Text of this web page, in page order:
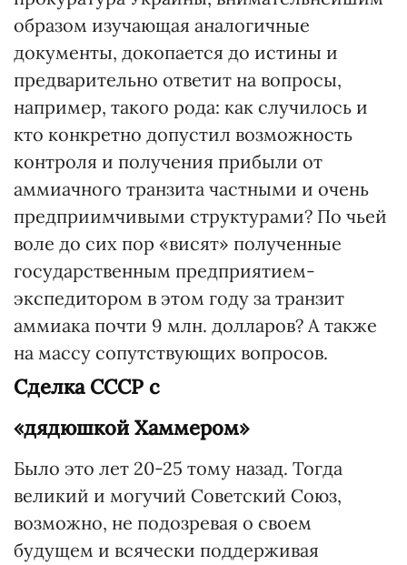
образом изучающая аналогичные
документы, докопается до истины и
предварительно ответит на вопросы,
например, такого рода: как случилось и
кто конкретно допустил возможность
контроля и получения прибыли от
аммиачного транзита частными и очень
предприимчивыми структурами? По чьей
воле до сих пор «висят» полученные
государственным предприятием-
экспедитором в этом году за транзит
аммиака почти 9 млн. долларов? А также
на массу сопутствующих вопросов.
Сделка СССР с
«дядюшкой Хаммером»
Было это лет 20-25 тому назад. Тогда
великий и могучий Советский Союз,
возможно, не подозревая о своем
будущем и всячески поддерживая